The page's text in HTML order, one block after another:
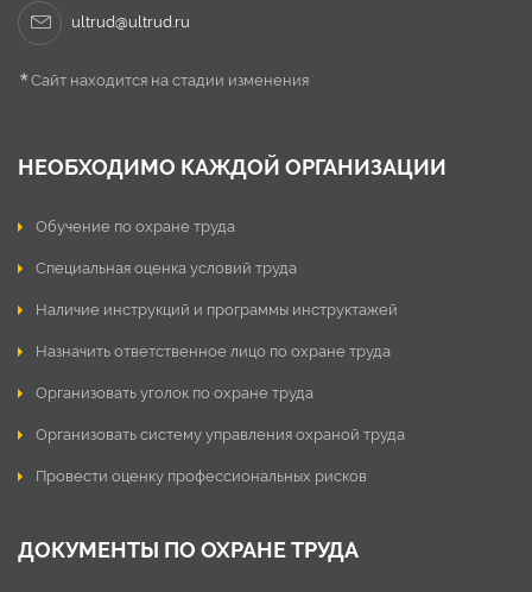
ultrud@ultrud.ru
*Сайт находится на стадии изменения
НЕОБХОДИМО КАЖДОЙ ОРГАНИЗАЦИИ
Обучение по охране труда
Специальная оценка условий труда
Наличие инструкций и программы инструктажей
Назначить ответственное лицо по охране труда
Организовать уголок по охране труда
Организовать систему управления охраной труда
Провести оценку профессиональных рисков
ДОКУМЕНТЫ ПО ОХРАНЕ ТРУДА